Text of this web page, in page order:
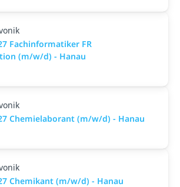
Fachinformatiker FR
(m/w/d) - Hanau
Chemielaborant (m/w/d) - Hanau
Chemikant (m/w/d) - Hanau